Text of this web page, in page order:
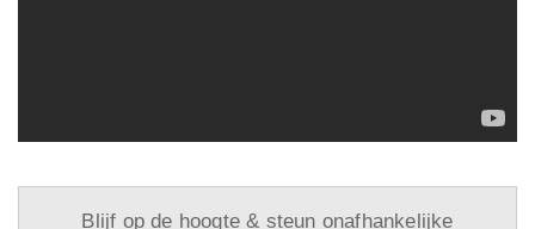
Blijf op de hoogte & steun onafhankelijke